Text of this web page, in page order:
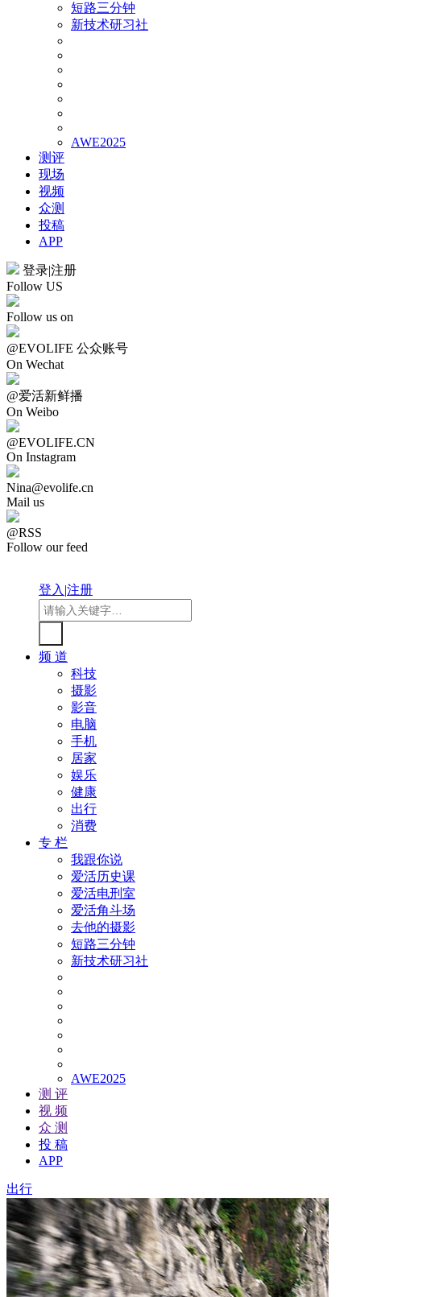
短路三分钟
新技术研习社
AWE2025
测评
现场
视频
众测
投稿
APP
登录|注册
Follow US
Follow us on
@EVOLIFE 公众账号
On Wechat
@爱活新鲜播
On Weibo
@EVOLIFE.CN
On Instagram
Nina@evolife.cn
Mail us
@RSS
Follow our feed
登入|注册
频 道
科技
摄影
影音
电脑
手机
居家
娱乐
健康
出行
消费
专 栏
我跟你说
爱活历史课
爱活电刑室
爱活角斗场
去他的摄影
短路三分钟
新技术研习社
AWE2025
测 评
视 频
众 测
投 稿
APP
出行